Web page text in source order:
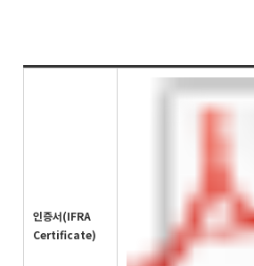
인증서(IFRA
Certificate)